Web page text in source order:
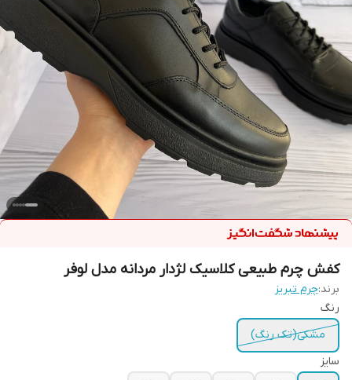
کفش چرم طبیعی کلاسیک لژدار مردانه مدل لوفر
برند:چرم تبریز
رنگ
مشکی(تک رنگ)
سایز